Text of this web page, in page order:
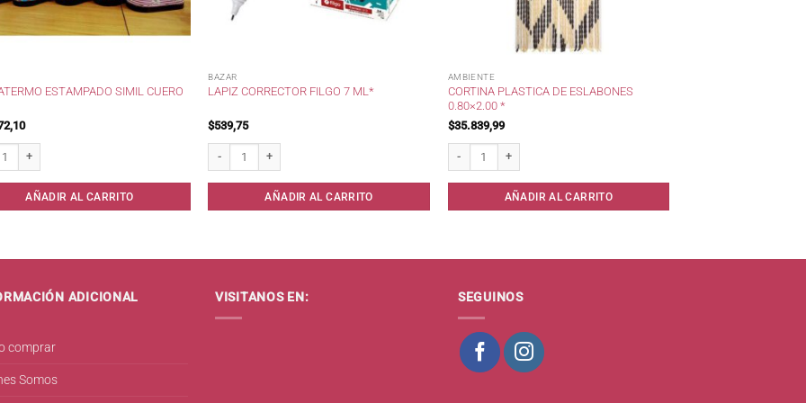
ESTAMPADO SIMIL CUERO
AÑADIR AL CARRITO
BAZAR
LAPIZ CORRECTOR FILGO 7 ML*
$539,75
AÑADIR AL CARRITO
AMBIENTE
CORTINA PLASTICA DE ESLABONES
0.80×2.00 *
$35.839,99
AÑADIR AL CARRITO
ADICIONAL
comprar
Somos
VISITANOS EN: SEGUINOS